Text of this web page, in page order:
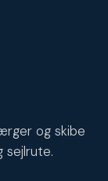
og skibe
sejlrute.